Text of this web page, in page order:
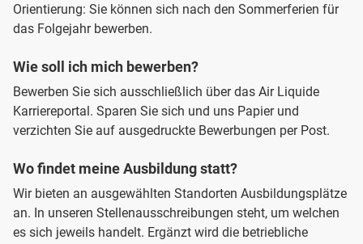
Orientierung: Sie können sich nach den Sommerferien für
das Folgejahr bewerben.
Wie soll ich mich bewerben?
Bewerben Sie sich ausschließlich über das Air Liquide
Karriereportal. Sparen Sie sich und uns Papier und
verzichten Sie auf ausgedruckte Bewerbungen per Post.
Wo findet meine Ausbildung statt?
Wir bieten an ausgewählten Standorten Ausbildungsplätze
an. In unseren Stellenausschreibungen steht, um welchen
es sich jeweils handelt. Ergänzt wird die betriebliche